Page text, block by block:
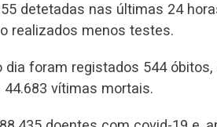
detetadas nas últimas 24
realizados menos testes.
dia foram registados 544
vítimas mortais.